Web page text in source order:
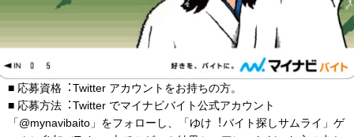
■ 応募資格︓Twitter アカウントをお持ちの方。
■ 応募方法︓Twitter でマイナビバイト公式アカウント
「@mynavibaito」をフォローし、「ゆけ︕バイト探しサムライ」ゲ